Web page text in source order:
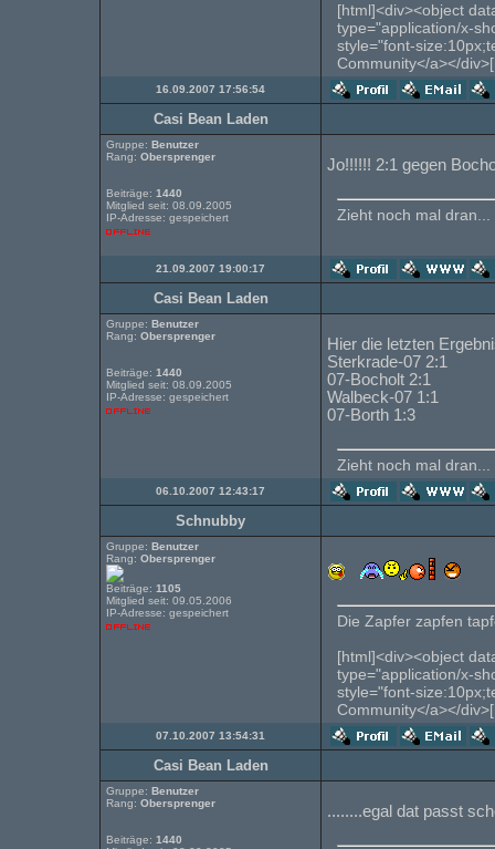
[html]<div><object
type="application/x-
style="font-
Community</a></
16.09.2007 17:56:54
Casi Bean Laden
Gruppe: Benutzer
Rang: Obersprenger
Beiträge: 1440
Mitglied seit: 08.09.2005
IP-Adresse: gespeichert
Jo!!!!!! 2:1 gegen
Zieht noch mal dran...
21.09.2007 19:00:17
Casi Bean Laden
Gruppe: Benutzer
Rang: Obersprenger
Beiträge: 1440
Mitglied seit: 08.09.2005
IP-Adresse: gespeichert
Hier die letzten
Sterkrade-07 2:1
07-Bocholt 2:1
Walbeck-07 1:1
07-Borth 1:3
Zieht noch mal dran...
06.10.2007 12:43:17
Schnubby
Gruppe: Benutzer
Rang: Obersprenger
Beiträge: 1105
Mitglied seit: 09.05.2006
IP-Adresse: gespeichert
Die Zapfer zapfen
[html]<div><object
type="application/x-
style="font-
Community</a></
07.10.2007 13:54:31
Casi Bean Laden
Gruppe: Benutzer
Rang: Obersprenger
Beiträge: 1440
........egal dat passt